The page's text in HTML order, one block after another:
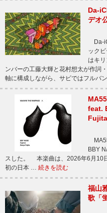
Da-
デオ
Da-
ック
はキ
ンバーの工藤大輝と花村想太が作詞
軸に構成しながら、サビではフルバ
feat.
BBY
スした。 本楽曲は、2026年6月10
初の日本 … 続きを読む
福山
歌「